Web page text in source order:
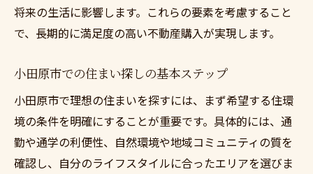
将来の生活に影響します。これらの要素を考慮すること
で、長期的に満足度の高い不動産購入が実現します。
小田原市での住まい探しの基本ステップ
小田原市で理想の住まいを探すには、まず希望する住環
境の条件を明確にすることが重要です。具体的には、通
勤や通学の利便性、自然環境や地域コミュニティの質を
確認し、自分のライフスタイルに合ったエリアを選びま